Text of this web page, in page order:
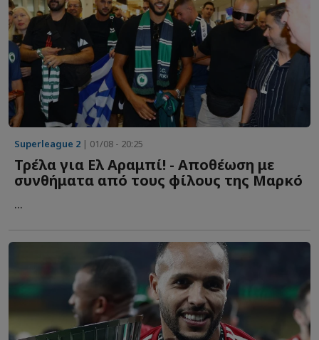
Superleague 2 | 01/08 - 20:25
Τρέλα για Ελ Αραμπί! - Αποθέωση με
συνθήματα από τους φίλους της Μαρκό
...